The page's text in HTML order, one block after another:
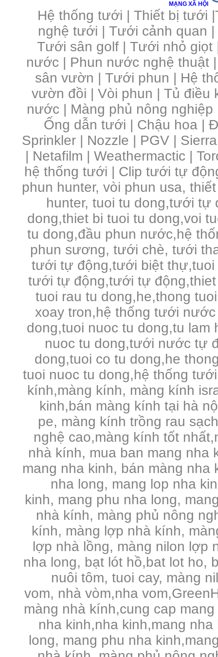
MẠNG XÃ HỘI
Hệ thống tưới | Thiết bị tưới |
nghệ tưới | Tưới cảnh quan |
Tưới sân golf |Tưới nhỏ giọt
nước | Phun nước nghệ thuật
sân vườn |Tưới phun | Hệ
vườn đồi | Vòi phun | Tủ điều
nước | Màng phủ nông
Ống dẫn tưới | Chậu hoa |
Sprinkler | Nozzle | PGV |
| Netafilm | Weathermactic |
hệ thống tưới | Clip tưới tự
phun hunter, vòi phun usa,
hunter, tuoi tu dong,tưới tự
dong,thiet bi tuoi tu dong,voi
tu dong,đầu phun nước,hệ
phun sương, tưới chè, tưới
tưới tự động,tưới biệt thự,tuoi
tưới tự động,tưới tự
tuoi rau tu dong,he,thong
xoay tron,hệ thống tưới
dong,tuoi nuoc tu dong,tu lam
nuoc tu dong,tưới nước tự
dong,tuoi co tu dong,he
tuoi nuoc tu dong,hệ thống
kính,màng kính, màng kính
kinh,bán màng kính tại hà
pe, màng kính trồng rau
nghệ cao,màng kính tốt
nhà kính, mua ban mang nha
mang nha kinh, bán màng nha
nha long, mang lop nha
kinh, mang phu nha long,
nhà kính, màng phủ nông
kính, màng lợp nhà kính,
lợp nhà lồng, màng nilon lợp
nha long, bạt lót hồ,bat lot ho,
nuôi tôm, tuoi cay, màng
vom, nhà vòm,nha
màng nhà kính,cung cap
nha kinh,nha kinh,mang
long, mang phu nha